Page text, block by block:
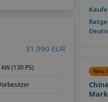
Neu
31.990 EUR
(130 PS)